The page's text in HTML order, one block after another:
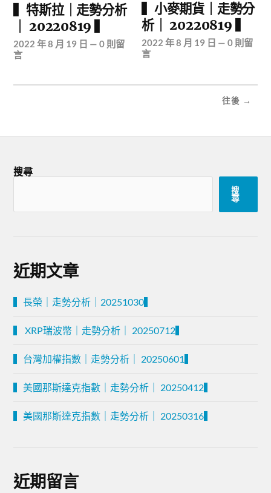
▍特斯拉｜走勢分析
｜ 20220819 ▍
2022 年 8 月 19 日 —0 則留
言
▍小麥期貨｜走勢分
析｜ 20220819 ▍
2022 年 8 月 19 日 —0 則留
言
往後 →
搜尋
搜
尋
近期文章
▍長榮｜走勢分析｜20251030▍
▍ XRP瑞波幣｜走勢分析｜ 20250712▍
▍台灣加權指數｜走勢分析｜ 20250601▍
▍美國那斯達克指數｜走勢分析｜ 20250412▍
▍美國那斯達克指數｜走勢分析｜ 20250316▍
近期留言